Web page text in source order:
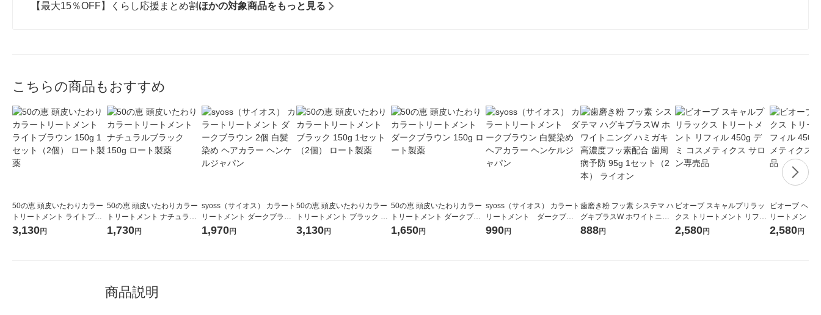
【最大15％OFF】くらし応援まとめ割 ほかの対象商品をもっと見る
こちらの商品もおすすめ
50の恵 頭皮いたわりカラー
トリートメント ライトブラ
ウン 150g 1セット（2個）
ロート製薬
3,130円
50の恵 頭皮いたわりカラー
トリートメント ナチュラル
ブラック 150g ロート製薬
1,730円
syoss（サイオス） カラート
リートメント ダークブラウ
ン 2個 白髪染め ヘアカラー
ヘンケルジャパン
1,970円
50の恵 頭皮いたわりカラー
トリートメント ブラック 15
0g 1セット（2個） ロート製
薬
3,130円
50の恵 頭皮いたわりカラー
トリートメント ダークブラ
ウン 150g ロート製薬
1,650円
syoss（サイオス） カラート
リートメント ダークブラ
ウン 白髪染め ヘアカラー ヘ
990円
歯磨き粉 フッ素 システマ ハ
グキプラスW ホワイトニン
グ ハミガキ 高濃度フッ素配
888円
ビオーブ スキャルプリラッ
クス トリートメント リフィ
ル 450g デミ コスメティク
ス サロン専売品
2,580円
ビオーブ ヘア
リートメント
デミ コスメテ
専売品
2,580円
商品説明